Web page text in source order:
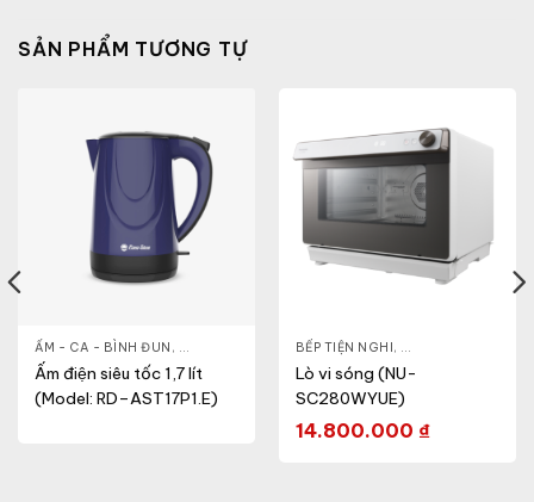
SẢN PHẨM TƯƠNG TỰ
ẤM - CA - BÌNH ĐUN , GIA DỤNG KHỎE & ĐẸP,NỒI - ẤM - CA - BÌNH
Ấm điện siêu tốc 1,7 lít
(Model: RD–AST17P1.E)
BẾP TIỆN NGHI, GIA DỤNG KHỎE &
Lò vi sóng (NU-
SC280WYUE)
14.800.000 ₫
,LÒ VI SÓNG